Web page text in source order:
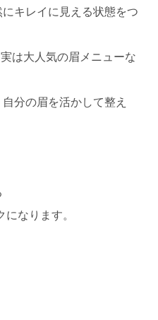
キレイに見える状態をつ
は大人気の眉メニューな
分の眉を活かして整え
なります。